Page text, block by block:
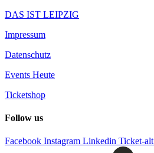
DAS IST LEIPZIG
Impressum
Datenschutz
Events Heute
Ticketshop
Follow us
Facebook Instagram Linkedin Ticket-alt